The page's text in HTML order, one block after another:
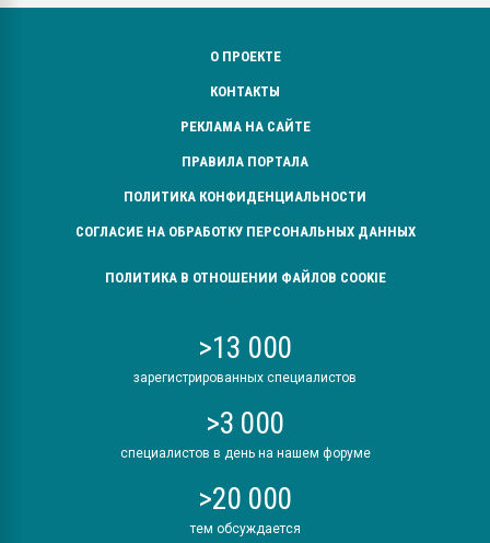
О ПРОЕКТЕ
КОНТАКТЫ
РЕКЛАМА НА САЙТЕ
ПРАВИЛА ПОРТАЛА
ПОЛИТИКА КОНФИДЕНЦИАЛЬНОСТИ
СОГЛАСИЕ НА ОБРАБОТКУ ПЕРСОНАЛЬНЫХ ДАННЫХ
ПОЛИТИКА В ОТНОШЕНИИ ФАЙЛОВ COOKIE
>13 000
зарегистрированных специалистов
>3 000
специалистов в день на нашем форуме
>20 000
тем обсуждается